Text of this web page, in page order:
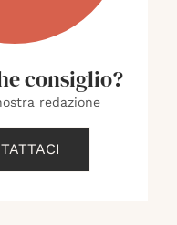
consiglio?
redazione